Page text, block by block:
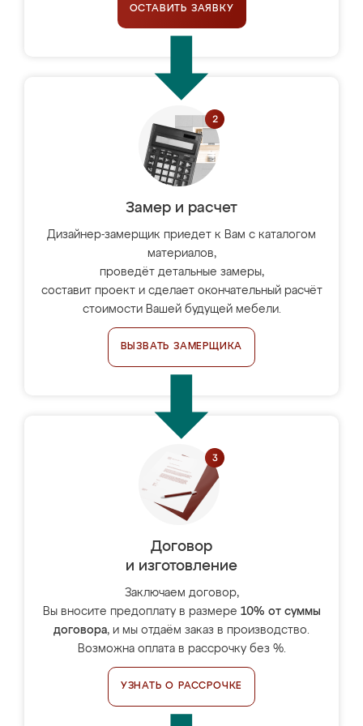
ОСТАВИТЬ ЗАЯВКУ
Замер и расчет
Дизайнер-замерщик приедет к Вам с каталогом
материалов,
проведёт детальные замеры,
составит проект и сделает окончательный расчёт
стоимости Вашей будущей мебели.
ВЫЗВАТЬ ЗАМЕРЩИКА
Договор
и изготовление
Заключаем договор,
Вы вносите предоплату в размере 10% от суммы
договора, и мы отдаём заказ в производство.
Возможна оплата в рассрочку без %.
УЗНАТЬ О РАССРОЧКЕ